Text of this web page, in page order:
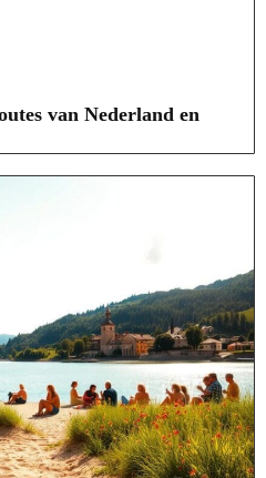
van Nederland en